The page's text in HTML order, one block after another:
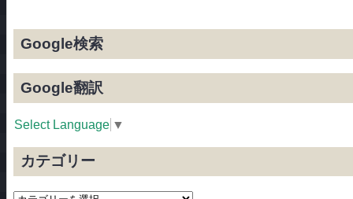
Google検索
Google翻訳
Select Language ▼
カテゴリー